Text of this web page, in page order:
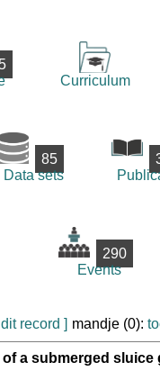
Curriculum
85
Data sets
290
Events
record ] mandje (0):
a submerged sluice